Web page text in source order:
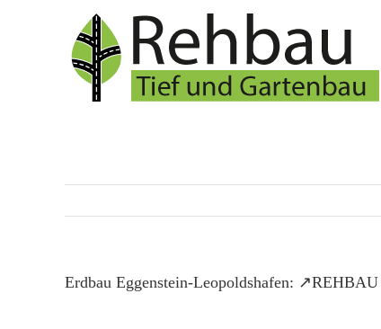
Erdbau Eggenstein-Leopoldshafen: